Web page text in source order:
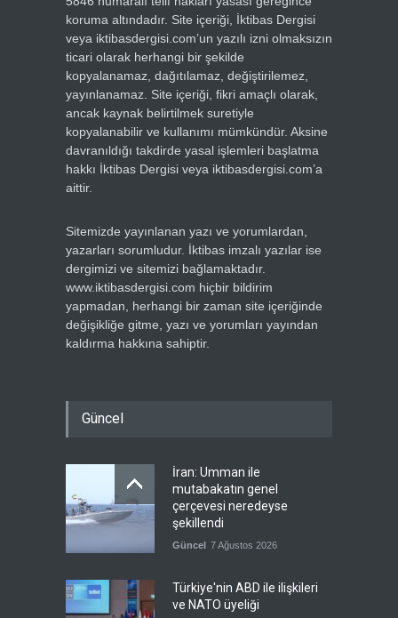
koruma altındadır. Site içeriği, İktibas Dergisi
veya iktibasdergisi.com’un yazılı izni olmaksızın
ticari olarak herhangi bir şekilde
kopyalanamaz, dağıtılamaz, değiştirilemez,
yayınlanamaz. Site içeriği, fikri amaçlı olarak,
ancak kaynak belirtilmek suretiyle
kopyalanabilir ve kullanımı mümkündür. Aksine
davranıldığı takdirde yasal işlemleri başlatma
hakkı İktibas Dergisi veya iktibasdergisi.com’a
aittir.
Sitemizde yayınlanan yazı ve yorumlardan,
yazarları sorumludur. İktibas imzalı yazılar ise
dergimizi ve sitemizi bağlamaktadır.
www.iktibasdergisi.com hiçbir bildirim
yapmadan, herhangi bir zaman site içeriğinde
değişikliğe gitme, yazı ve yorumları yayından
kaldırma hakkına sahiptir.
Güncel
İran: Umman ile
mutabakatın genel
çerçevesi neredeyse
şekillendi
Güncel 7 Ağustos 2026
Türkiye'nin ABD ile ilişkileri
ve NATO üyeliği